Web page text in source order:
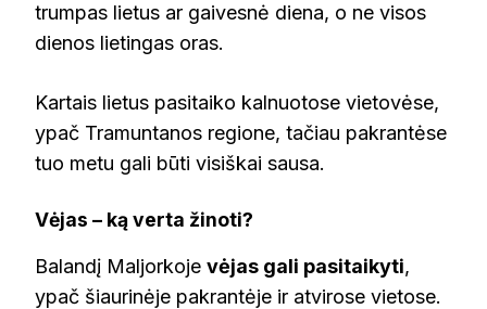
trumpas lietus ar gaivesnė diena, o ne visos
dienos lietingas oras.
Kartais lietus pasitaiko kalnuotose vietovėse,
ypač Tramuntanos regione, tačiau pakrantėse
tuo metu gali būti visiškai sausa.
Vėjas – ką verta žinoti?
Balandį Maljorkoje vėjas gali pasitaikyti,
ypač šiaurinėje pakrantėje ir atvirose vietose.